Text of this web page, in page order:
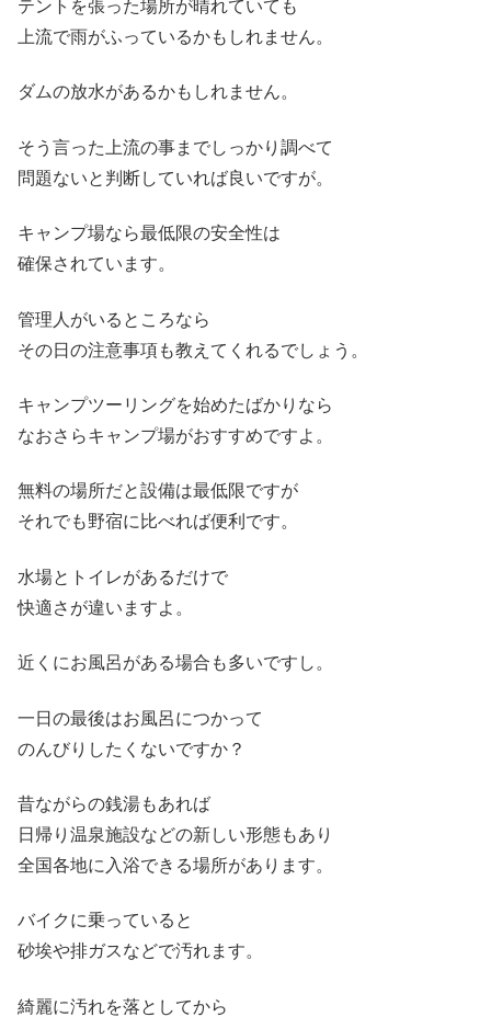
テントを張った場所が晴れていても
上流で雨がふっているかもしれません。
ダムの放水があるかもしれません。
そう言った上流の事までしっかり調べて
問題ないと判断していれば良いですが。
キャンプ場なら最低限の安全性は
確保されています。
管理人がいるところなら
その日の注意事項も教えてくれるでしょう。
キャンプツーリングを始めたばかりなら
なおさらキャンプ場がおすすめですよ。
無料の場所だと設備は最低限ですが
それでも野宿に比べれば便利です。
水場とトイレがあるだけで
快適さが違いますよ。
近くにお風呂がある場合も多いですし。
一日の最後はお風呂につかって
のんびりしたくないですか？
昔ながらの銭湯もあれば
日帰り温泉施設などの新しい形態もあり
全国各地に入浴できる場所があります。
バイクに乗っていると
砂埃や排ガスなどで汚れます。
綺麗に汚れを落としてから